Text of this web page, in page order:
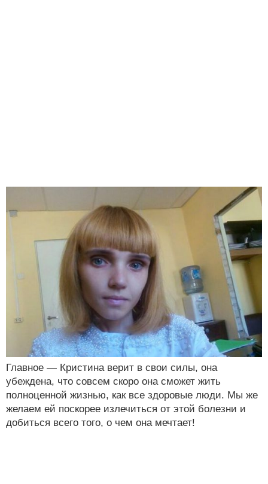
Главное — Кристина верит в свои силы, она
убеждена, что совсем скоро она сможет жить
полноценной жизнью, как все здоровые люди. Мы же
желаем ей поскорее излечиться от этой болезни и
добиться всего того, о чем она мечтает!